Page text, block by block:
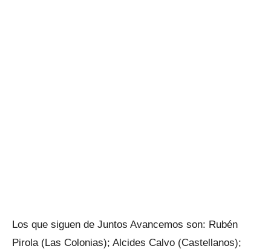
Los que siguen de Juntos Avancemos son: Rubén
Pirola (Las Colonias); Alcides Calvo (Castellanos);